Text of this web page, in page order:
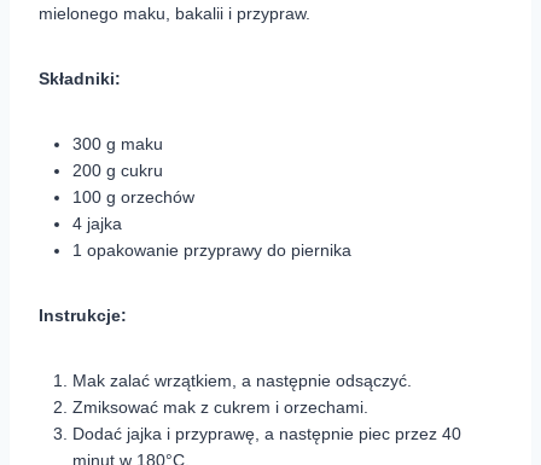
mielonego maku, bakalii i przypraw.
Składniki:
300 g maku
200 g cukru
100 g orzechów
4 jajka
1 opakowanie przyprawy do piernika
Instrukcje:
Mak zalać wrzątkiem, a następnie odsączyć.
Zmiksować mak z cukrem i orzechami.
Dodać jajka i przyprawę, a następnie piec przez 40
minut w 180°C.